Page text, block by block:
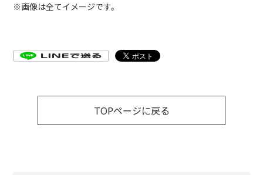
※画像は全てイメージです。
TOPページに戻る